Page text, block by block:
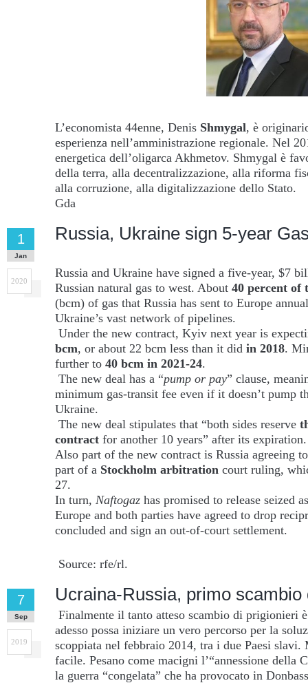
L’economista 44enne, Denis Shmygal, è
esperienza nell’amministrazione regionale. Nel
energetica dell’oligarca Akhmetov. Shmygal è
della terra, alla decentralizzazione, alla riforma
alla corruzione, alla digitalizzazione dello Stato.
Gda
Russia, Ukraine sign 5-year
1
Jan
2020
Russia and Ukraine have signed a five-year, $7
Russian natural gas to west. About 40 percent of
(bcm) of gas that Russia has sent to Europe
Ukraine’s vast network of pipelines.
Under the new contract, Kyiv next year is
bcm, or about 22 bcm less than it did in 2018.
further to 40 bcm in 2021-24.
The new deal has a “pump or pay” clause,
minimum gas-transit fee even if it doesn’t pump
Ukraine.
The new deal stipulates that “both sides reserve
contract for another 10 years” after its expiration.
Also part of the new contract is Russia agreeing
part of a Stockholm arbitration court ruling,
27.
In turn, Naftogaz has promised to release seized
Europe and both parties have agreed to drop
concluded and sign an out-of-court settlement.
Source: rfe/rl.
Ucraina-Russia, primo scambio
7
Sep
2019
Finalmente il tanto atteso scambio di prigionieri
adesso possa iniziare un vero percorso per la
scoppiata nel febbraio 2014, tra i due Paesi slavi.
facile. Pesano come macigni l’“annessione della
la guerra “congelata” che ha provocato in